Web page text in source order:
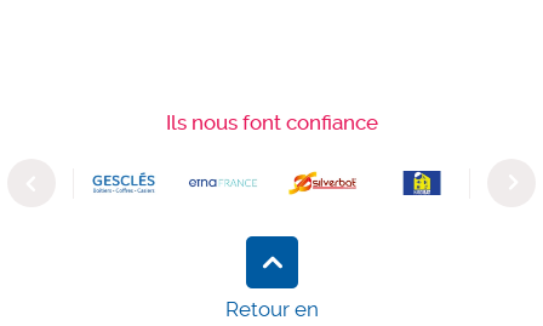
Ils nous font confiance
Previous Next
Retour en